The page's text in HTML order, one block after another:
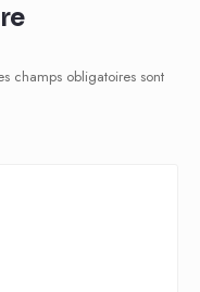
champs obligatoires sont